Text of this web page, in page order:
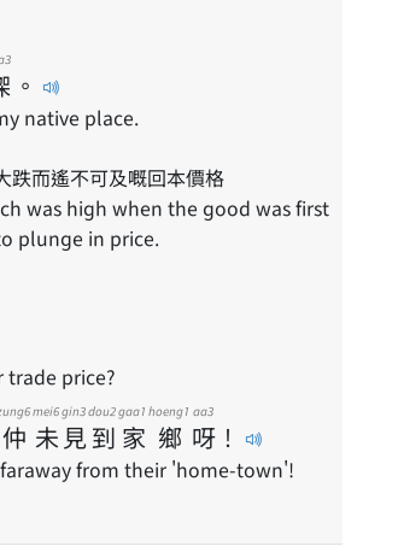
。
native place.
跌而遙不可及嘅回本價格
plunge in price.
trade price?
仲 未
mei6
見
gin3
到
dou2
家
gaa1
鄉
hoeng1
呀
aa3
！
from their 'home-town'!